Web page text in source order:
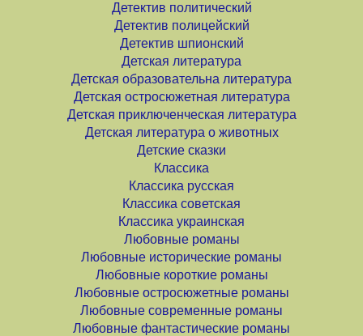
Детектив политический
Детектив полицейский
Детектив шпионский
Детская литература
Детская образовательна литература
Детская остросюжетная литература
Детская приключенческая литература
Детская литература о животных
Детские сказки
Классика
Классика русская
Классика советская
Классика украинская
Любовные романы
Любовные исторические романы
Любовные короткие романы
Любовные остросюжетные романы
Любовные современные романы
Любовные фантастические романы